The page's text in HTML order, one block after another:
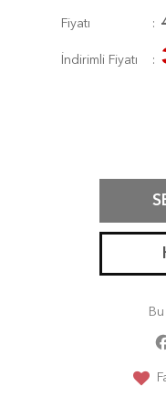
Fiyatı
İndirimli Fiyatı